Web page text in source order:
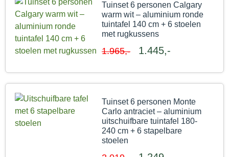
Tuinset 6 personen Calgary
warm wit – aluminium ronde
tuintafel 140 cm + 6 stoelen
met rugkussens
1.965,- 1.445,-
Tuinset 6 personen Monte
Carlo antraciet – aluminium
uitschuifbare tuintafel 180-
240 cm + 6 stapelbare
stoelen